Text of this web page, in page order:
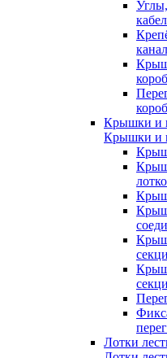
Крышки и
Крышки и
Лотки